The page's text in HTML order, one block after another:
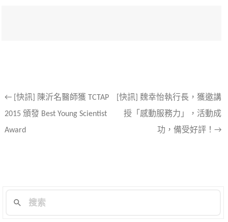
文
章
導
← [快訊] 陳沂名醫師獲 TCTAP
2015 頒發 Best Young Scientist
Award
[快訊] 魏幸怡執行長，獲邀講
授「感動服務力」，活動成
功，備受好評！→